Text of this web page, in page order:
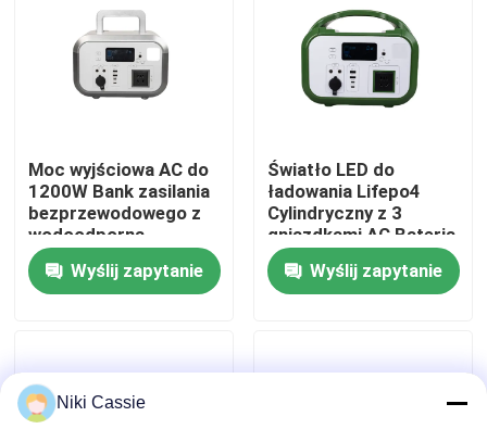
Wycieczka po fabryce
Skontaktuj się z nami
Aktualności
Przenośna elektrownia słoneczna
Moc wyjściowa AC do
1200W Bank zasilania
bezprzewodowego z
wodoodporną
obudową dla
smartfonów
Wyślij zapytanie
Światło LED do
ładowania Lifepo4
Cylindryczny z 3
gniazdkami AC Bateria
Power Bank dla
smartfonów
Wyślij zapytanie
Niki Cassie